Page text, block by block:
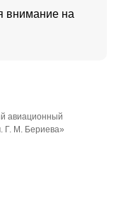
внимание на
авиационный
Г. М. Бериева»